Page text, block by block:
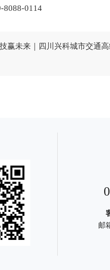
8088-0114
赢未来｜四川兴科城市交通
邮